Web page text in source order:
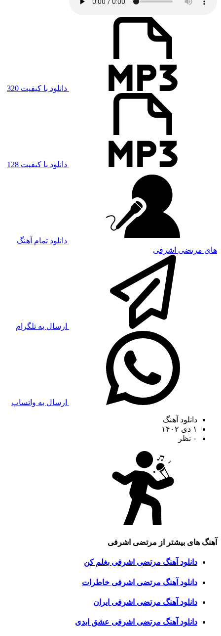
دانلود با کیفیت 320
دانلود با کیفیت 128
دانلود تمام آهنگ
های مرتضی اشرفی
ارسال به تلگرام
ارسال به واتساپ
دانلود آهنگ
۱ دی ۱۴۰۲
۰ نظر
آهنگ های بیشتر از مرتضی اشرفی
دانلود آهنگ مرتضی اشرفی بغلم کن
دانلود آهنگ مرتضی اشرفی خاطرات
دانلود آهنگ مرتضی اشرفی ایران
دانلود آهنگ مرتضی اشرفی عشق ابدی